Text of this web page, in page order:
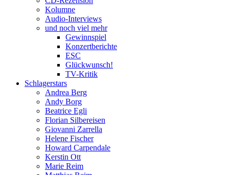
Kolumne
Audio-Interviews
und noch viel mehr
Gewinnspiel
Konzertberichte
ESC
Glückwunsch!
TV-Kritik
Schlagerstars
Andrea Berg
Andy Borg
Beatrice Egli
Florian Silbereisen
Giovanni Zarrella
Helene Fischer
Howard Carpendale
Kerstin Ott
Marie Reim